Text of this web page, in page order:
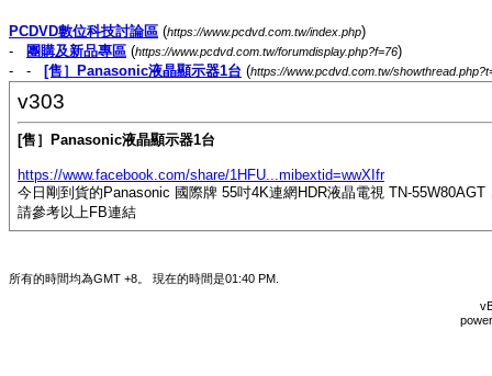
PCDVD數位科技討論區 (https://www.pcdvd.com.tw/index.php)
-
團購及新品專區 (https://www.pcdvd.com.tw/forumdisplay.php?f=76)
- -
[售］Panasonic液晶顯示器1台 (https://www.pcdvd.com.tw/
v303
[售］Panasonic液晶顯示器1台
https://www.facebook.com/share/1HFU...mibextid=wwXIfr
今日剛到貨的Panasonic 國際牌 55吋4K連網HDR液晶電視 TN-55W80AGT
請參考以上FB連結
所有的時間均為GMT +8。 現在的時間是01:40 PM